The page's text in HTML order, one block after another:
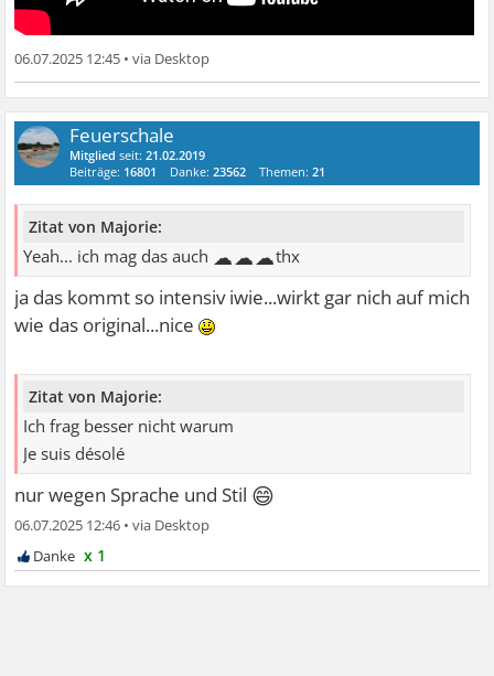
06.07.2025 12:45 •
Feuerschale
Mitglied seit:21.02.2019
Beiträge: 16801 Danke:23562 Themen:21
Zitat von Majorie:
Yeah... ich mag das auch ☁☁☁thx
ja das kommt so intensiv iwie...wirkt gar nich auf mich
wie das original...nice
Zitat von Majorie:
Ich frag besser nicht warum
Je suis désolé
nur wegen Sprache und Stil 😄
06.07.2025 12:46 •
x 1